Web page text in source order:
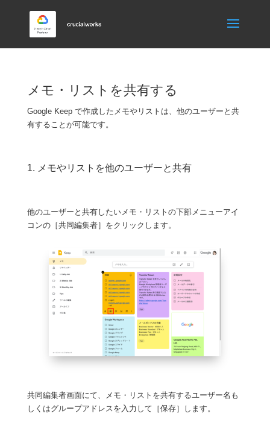
メモ・リストを共有する
Google Keep で作成したメモやリストは、他のユーザーと共
有することが可能です。
1. メモやリストを他のユーザーと共有
他のユーザーと共有したいメモ・リストの下部メニューアイ
コンの［共同編集者］をクリックします。
共同編集者画面にて、メモ・リストを共有するユーザー名も
しくはグループアドレスを入力して［保存］します。